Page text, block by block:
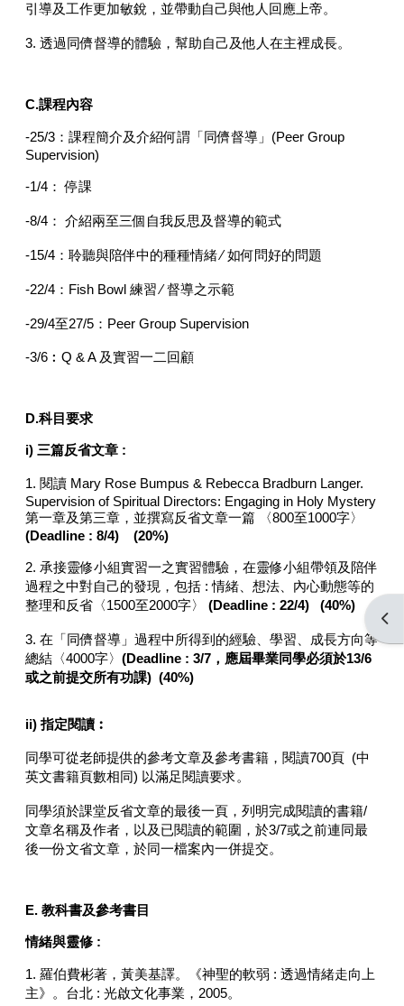
引導及工作更加敏銳，並帶動自己與他人回應上帝。
3. 透過同儕督導的體驗，幫助自己及他人在主裡成長。
C.課程內容
-25/3：課程簡介及介紹何謂「同儕督導」(Peer Group
Supervision)
-1/4： 停課
-8/4： 介紹兩至三個自我反思及督導的範式
-15/4：聆聽與陪伴中的種種情緒 ∕ 如何問好的問題
-22/4：Fish Bowl 練習 ∕ 督導之示範
-29/4至27/5：Peer Group Supervision
-3/6︰Q & A 及實習一二回顧
D.科目要求
i) 三篇反省文章 :
1. 閱讀 Mary Rose Bumpus & Rebecca Bradburn Langer.
Supervision of Spiritual Directors: Engaging in Holy Mystery
第一章及第三章，並撰寫反省文章一篇 〈800至1000字〉
(Deadline : 8/4)
(20%)
2. 承接靈修小組實習一之實習體驗，在靈修小組帶領及陪伴
過程之中對自己的發現，包括 : 情緒、想法、內心動態等的
整理和反省〈1500至2000字〉
(Deadline : 22/4) (40%)
3. 在「同儕督導」過程中所得到的經驗、學習、成長方向等
總結〈4000字〉 (Deadline : 3/7，應屆畢業同學必須於13/6
或之前提交所有功課) (40%)
ii) 指定閱讀︰
同學可從老師提供的參考文章及參考書籍，閱讀700頁 (中
英文書籍頁數相同) 以滿足閱讀要求。
同學須於課堂反省文章的最後一頁，列明完成閱讀的書籍/
文章名稱及作者，以及已閱讀的範圍，於3/7或之前連同最
後一份文省文章，於同一檔案內一併提交。
E. 教科書及參考書目
情緒與靈修 :
1. 羅伯費彬著，黃美基譯。《神聖的軟弱 : 透過情緒走向上
主》。台北 : 光啟文化事業，2005。